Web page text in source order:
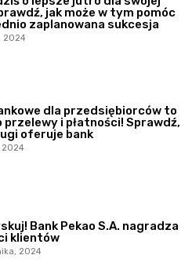
jak może w tym pomóc
zaplanowana sukcesja
2024
dla przedsiębiorców to
przelewy i płatności! Sprawdź,
oferuje bank
2024
Bank Pekao S.A. nagradza
klientów
2024